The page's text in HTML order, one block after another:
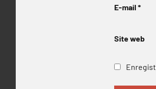
E-mail *
Site web